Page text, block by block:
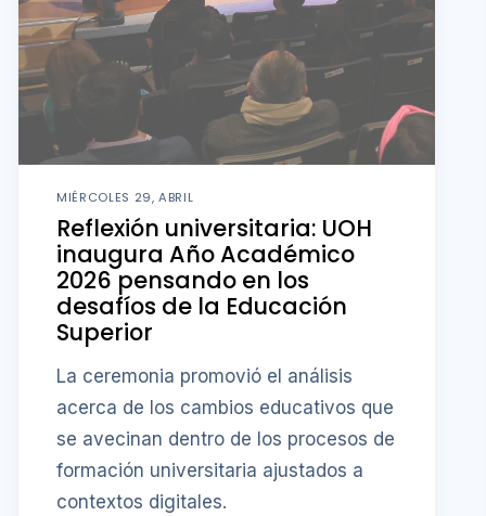
MIÉRCOLES 29, ABRIL
Reflexión universitaria: UOH
inaugura Año Académico
2026 pensando en los
desafíos de la Educación
Superior
La ceremonia promovió el análisis
acerca de los cambios educativos que
se avecinan dentro de los procesos de
formación universitaria ajustados a
contextos digitales.